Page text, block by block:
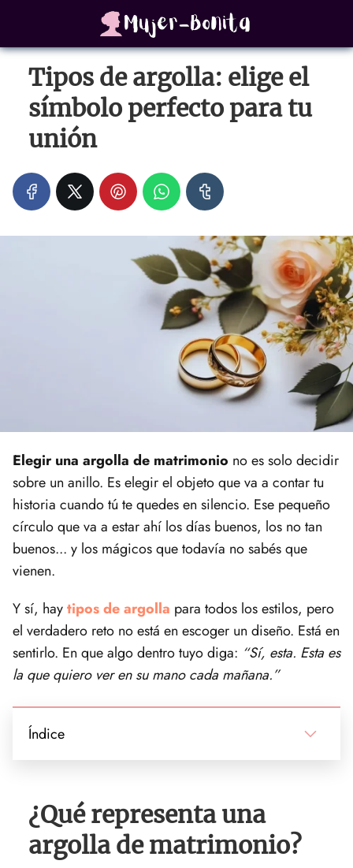
Tipos de argolla: elige el
símbolo perfecto para tu
unión
Elegir una argolla de matrimonio no es solo decidir
sobre un anillo. Es elegir el objeto que va a contar tu
historia cuando tú te quedes en silencio. Ese pequeño
círculo que va a estar ahí los días buenos, los no tan
buenos... y los mágicos que todavía no sabés que
vienen.
Y sí, haytipos de argolla para todos los estilos, pero
el verdadero reto no está en escoger un diseño. Está en
sentirlo. En que algo dentro tuyo diga: “Sí, esta. Esta es
la que quiero ver en su mano cada mañana.”
Índice
¿Qué representa una
argolla de matrimonio?